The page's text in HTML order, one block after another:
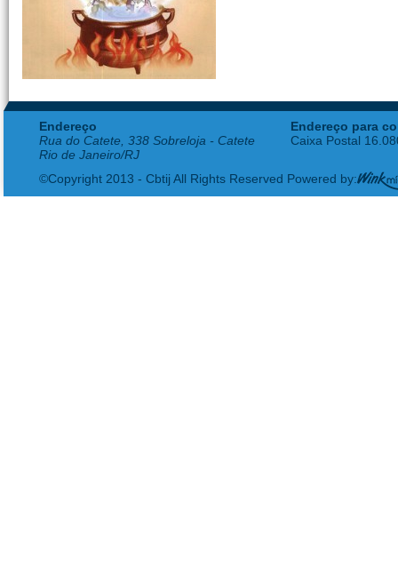
Endereço
Rua do Catete, 338 Sobreloja - Catete
Rio de Janeiro/RJ
Endereço para
Caixa Postal
©Copyright 2013 - Cbtij All Rights Reserved Powered by: